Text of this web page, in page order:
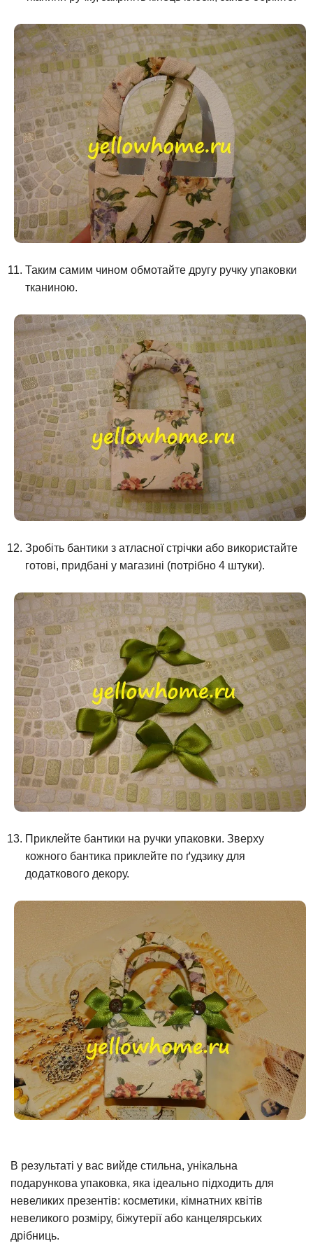
Таким самим чином обмотайте другу ручку упаковки
тканиною.
Зробіть бантики з атласної стрічки або використайте
готові, придбані у магазині (потрібно 4 штуки).
Приклейте бантики на ручки упаковки. Зверху
кожного бантика приклейте по ґудзику для
додаткового декору.
В результаті у вас вийде стильна, унікальна
подарункова упаковка, яка ідеально підходить для
невеликих презентів: косметики, кімнатних квітів
невеликого розміру, біжутерії або канцелярських
дрібниць.